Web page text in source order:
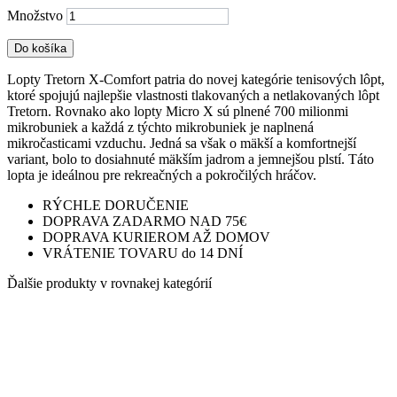
Množstvo
Do košíka
Lopty Tretorn X-Comfort patria do novej kategórie tenisových lôpt,
ktoré spojujú najlepšie vlastnosti tlakovaných a netlakovaných lôpt
Tretorn. Rovnako ako lopty Micro X sú plnené 700 milionmi
mikrobuniek a každá z týchto mikrobuniek je naplnená
mikročasticami vzduchu. Jedná sa však o mäkší a komfortnejší
variant, bolo to dosiahnuté mäkším jadrom a jemnejšou plstí. Táto
lopta je ideálnou pre rekreačných a pokročilých hráčov.
RÝCHLE DORUČENIE
DOPRAVA ZADARMO NAD 75€
DOPRAVA KURIEROM AŽ DOMOV
VRÁTENIE TOVARU do 14 DNÍ
Ďalšie produkty v rovnakej kategórií